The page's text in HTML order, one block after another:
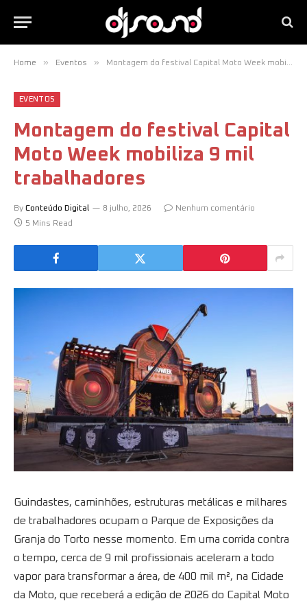
Home » Eventos » Montagem do festival Capital Moto Week mobiliza 9 mil trabalhadores
EVENTOS
Montagem do festival Capital
Moto Week mobiliza 9 mil
trabalhadores
By Conteúdo Digital 8 julho, 2026
Nenhum comentário
5 Mins Read
Guindastes, caminhões, estruturas metálicas e milhares
de trabalhadores ocupam o Parque de Exposições da
Granja do Torto nesse momento. Em uma corrida contra
o tempo, cerca de 9 mil profissionais aceleram a todo
vapor para transformar a área, de 400 mil m², na Cidade
da Moto, que receberá a edição de 2026 do Capital Moto